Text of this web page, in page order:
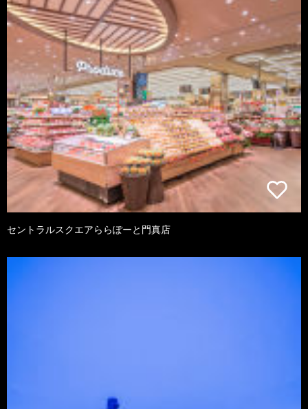
セントラルスクエアららぽーと門真店